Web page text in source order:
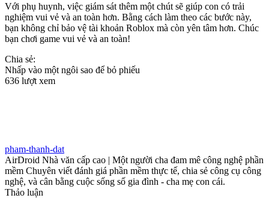
Với phụ huynh, việc giám sát thêm một chút sẽ giúp con có trải
nghiệm vui vẻ và an toàn hơn. Bằng cách làm theo các bước này,
bạn không chỉ bảo vệ tài khoản Roblox mà còn yên tâm hơn. Chúc
bạn chơi game vui vẻ và an toàn!
Chia sẻ:
Nhấp vào một ngôi sao để bỏ phiếu
636 lượt xem
pham-thanh-dat
AirDroid Nhà văn cấp cao | Một người cha đam mê công nghệ phần
mềm Chuyên viết đánh giá phần mềm thực tế, chia sẻ công cụ công
nghệ, và cân bằng cuộc sống số gia đình - cha mẹ con cái.
Thảo luận